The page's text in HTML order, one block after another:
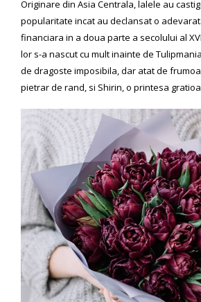
Originare din Asia Centrala, lalele au
popularitate incat au declansat o
financiara in a doua parte a secolului al
lor s-a nascut cu mult inainte de
de dragoste imposibila, dar atat de
pietrar de rand, si Shirin, o printesa